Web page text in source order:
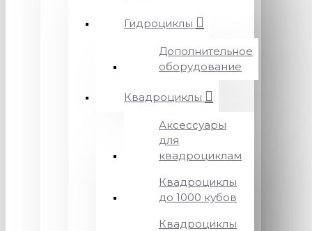
Гидроциклы
Дополнительное
оборудование
Квадроциклы
Аксессуары
для
квадроциклам
Квадроциклы
до 1000 кубов
Квадроциклы